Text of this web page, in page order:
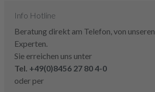
Info Hotline
Beratung direkt am Telefon, von
Experten.
Sie erreichen uns unter
Tel. +49(0)8456 27 80 4-0
oder per